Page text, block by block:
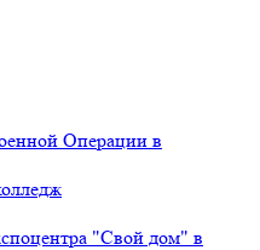
Операции в
"Свой дом" в